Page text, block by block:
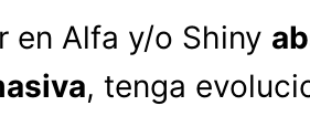
en Alfa y/o Shiny
, tenga